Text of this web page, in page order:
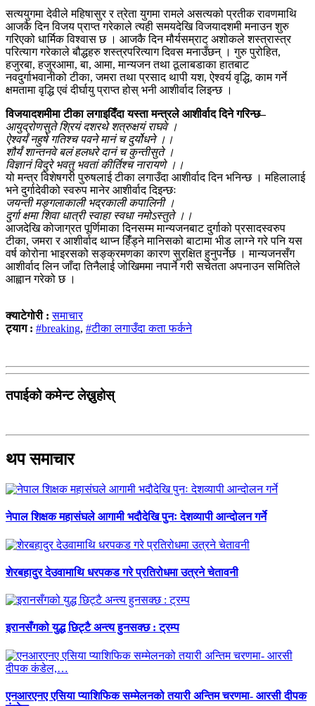
सत्ययुगमा देवीले महिषासुर र त्रेता युगमा रामले असत्यको प्रतीक रावणमाथि
आजकै दिन विजय प्राप्त गरेकाले त्यही समयदेखि विजयादशमी मनाउन शुरु
गरिएको धार्मिक विश्वास छ । आजकै दिन मौर्यसम्राट् अशोकले शस्त्रास्त्र
परित्याग गरेकाले बौद्धहरु शस्त्रपरित्याग दिवस मनाउँछन् । गुरु पुरोहित,
हजुरबा, हजुरआमा, बा, आमा, मान्यजन तथा ठूलाबडाका हातबाट
नवदुर्गाभवानीको टीका, जमरा तथा प्रसाद थापी यश, ऐश्वर्य वृद्धि, काम गर्ने
क्षमतामा वृद्धि एवं दीर्घायु प्राप्त होस् भनी आशीर्वाद लिइन्छ ।
विजयादशमीमा टीका लगाइदिँदा यस्ता मन्त्रले आशीर्वाद दिने गरिन्छ–
आयुद्रोणसुते श्रियं दशरथे शत्रुक्षयं राघवे ।
ऐश्वर्यं नहुषे गतिश्च पवने मानं च दुर्योधने ।।
शौर्यं शान्तनवे बलं हलधरे दानं च कुन्तीसुते ।
विज्ञानं विदुरे भवतु भवतां कीर्तिश्च नारायणे ।।
यो मन्त्र विशेषगरी पुरुषलाई टीका लगाउँदा आशीर्वाद दिन भनिन्छ । महिलालाई
भने दुर्गादेवीको स्वरुप मानेर आशीर्वाद दिइन्छः
जयन्ती मङ्गलाकाली भद्रकाली कपालिनी ।
दुर्गा क्षमा शिवा धात्री स्वाहा स्वधा नमोऽस्तुते ।।
आजदेखि कोजाग्रत पूर्णिमाका दिनसम्म मान्यजनबाट दुर्गाको प्रसादस्वरुप
टीका, जमरा र आशीर्वाद थाप्न हिंँड्ने मानिसको बाटामा भीड लाग्ने गरे पनि यस
वर्ष कोरोना भाइरसको सङ्क्रमणका कारण सुरक्षित हुनुपर्नेछ । मान्यजनसँग
आशीर्वाद लिन जाँदा तिनैलाई जोखिममा नपार्ने गरी सचेतता अपनाउन समितिले
आह्वान गरेको छ ।
क्याटेगोरी :समाचार
ट्याग : #breaking, #टीका लगाउँदा कता फर्कने
तपाईको कमेन्ट लेख्नुहोस्
थप समाचार
नेपाल शिक्षक महासंघले आगामी भदौदेखि पुनः देशव्यापी आन्दोलन गर्ने
शेरबहादुर देउवामाथि धरपकड गरे प्रतिरोधमा उत्रने चेतावनी
इरानसँगको युद्ध छिट्टै अन्त्य हुनसक्छ : ट्रम्प
एनआरएनए एसिया प्याशिफिक सम्मेलनको तयारी अन्तिम चरणमा- आरसी दीपक